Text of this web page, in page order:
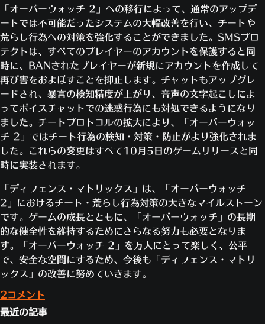
「オーバーウォッチ 2」への移行によって、通常のアップデ
ートでは不可能だったシステムの大幅改善を行い、チートや
荒らし行為への対策を強化することができました。SMSプロ
テクトは、すべてのプレイヤーのアカウントを保護すると同
時に、BANされたプレイヤーが新規にアカウントを作成して
再び害をおよぼすことを抑止します。チャットもアップグレ
ードされ、暴言の検知精度が上がり、音声の文字起こしによ
ってボイスチャットでの迷惑行為にも対処できるようになり
ました。チートプロトコルの拡大により、「オーバーウォッ
チ 2」ではチート行為の検知・対策・防止がより強化されま
した。これらの変更はすべて10月5日のゲームリリースと同
時に実装されます。
「ディフェンス・マトリックス」は、「オーバーウォッチ
2」におけるチート・荒らし行為対策の大きなマイルストーン
です。ゲームの成長とともに、「オーバーウォッチ」の長期
的な健全性を維持するためにさらなる努力も必要となりま
す。「オーバーウォッチ 2」を万人にとって楽しく、公平
で、安全な空間にするため、今後も「ディフェンス・マトリ
ックス」の改善に努めていきます。
2コメント
最近の記事